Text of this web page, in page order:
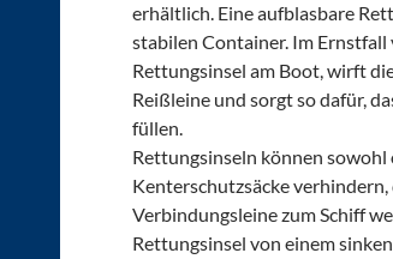
erhältlich. Eine aufblasbare
stabilen Container. Im
Rettungsinsel am Boot, wirft
Reißleine und sorgt so dafür,
füllen.
Rettungsinseln können sowohl
Kenterschutzsäcke verhindern,
Verbindungsleine zum Schiff
Rettungsinsel von einem